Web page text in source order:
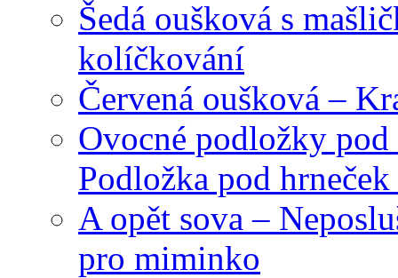
Šedá oušková s
kolíčkování
Červená oušková –
Ovocné podložky
Podložka pod
A opět sova –
pro miminko